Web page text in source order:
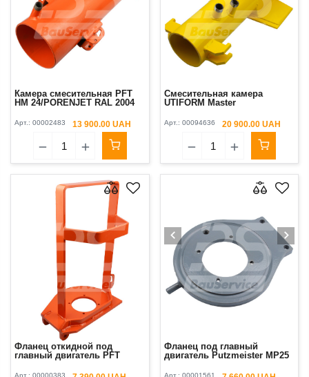
Камера смесительная PFT
HM 24/PORENJET RAL 2004
Арт.: 00002483 13 900.00 UAH
Смесительная камера
UTIFORM Master
Арт.: 00094636 20 900.00 UAH
Фланец откидной под
главный двигатель PFT
Арт.: 00000383
Фланец под главный
двигатель Putzmeister MP25
Арт.: 00001561